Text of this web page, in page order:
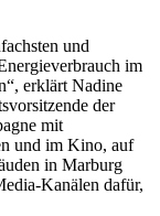
und
im
erklärt Nadine
der
mit
und im Kino, auf
in Marburg
Kanälen dafür,